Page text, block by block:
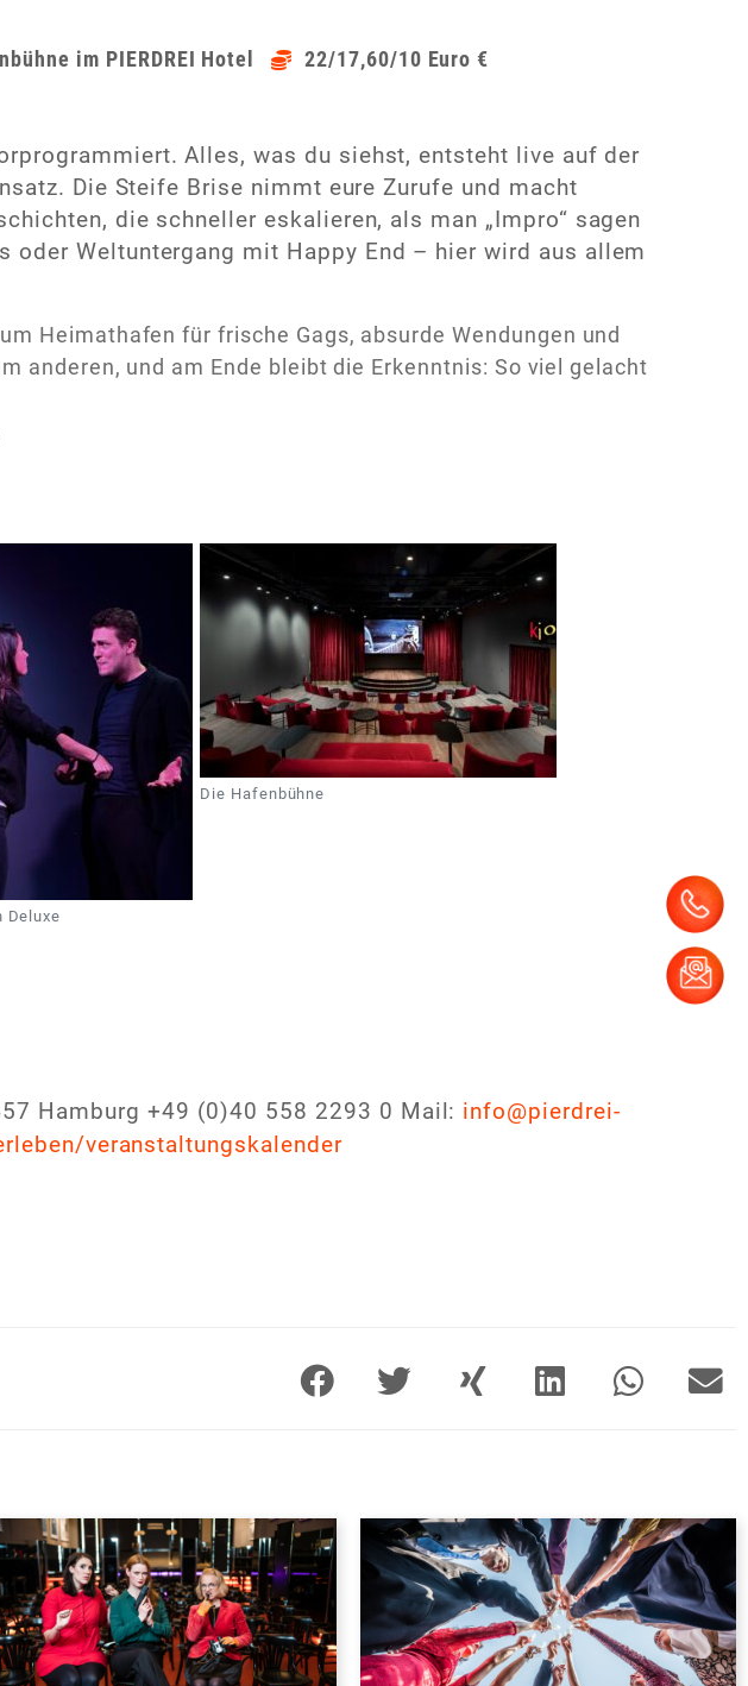
im PIERDREI Hotel 22/17,60/10 Euro €
Alles, was du siehst, entsteht live auf der
Die Steife Brise nimmt eure Zurufe und macht
die schneller eskalieren, als man „Impro“ sagen
oder Weltuntergang mit Happy End – hier wird aus allem
Heimathafen für frische Gags, absurde Wendungen und
anderen, und am Ende bleibt die Erkenntnis: So viel gelacht
Deluxe
Die Hafenbühne
Hamburg +49 (0)40 558 2293 0 Mail: info@pierdrei-
veranstaltungskalender